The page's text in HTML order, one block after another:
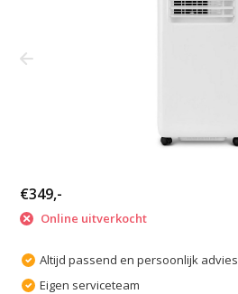
€349,-
Online uitverkocht
Altijd passend en persoonlijk advies
Eigen serviceteam